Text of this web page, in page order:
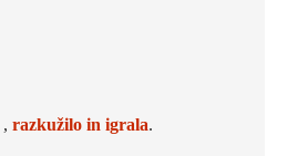
,razkužilo in igrala.